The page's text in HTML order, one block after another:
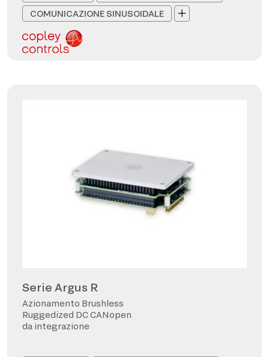
COMUNICAZIONE SINUSOIDALE
Serie Argus R
Azionamento Brushless
Ruggedized DC CANopen
da integrazione